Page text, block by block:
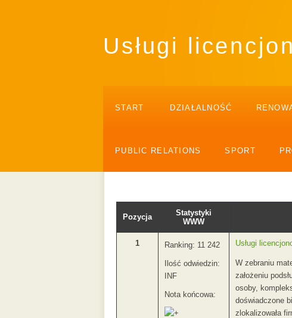
Usługi
START DZIAŁALNOŚĆ
PUBLIC RELATIONS SPORT
Pozycja
Statystyki
WWW
1 Ranking: 11 242
Ilość odwiedzin:
INF
Nota końcowa:
Usługi
W zebraniu
założeniu
osoby,
doświadczone
zlokalizowała